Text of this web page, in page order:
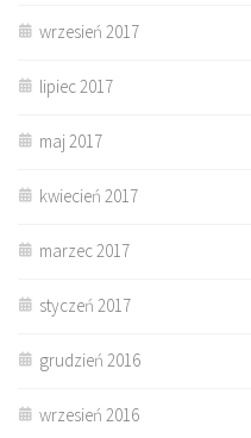
wrzesień 2017
lipiec 2017
maj 2017
kwiecień 2017
marzec 2017
styczeń 2017
grudzień 2016
wrzesień 2016